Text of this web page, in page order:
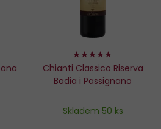
100%
Chianti Classico Riserva
Badia i Passignano
Skladem 50 ks